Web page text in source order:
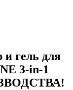
гель для
3-in-1